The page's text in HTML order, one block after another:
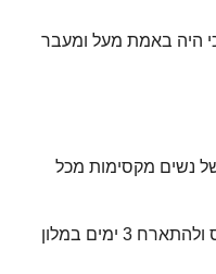
היה באמת מעל ומעבר
נשים מקסימות מכל
שהוזמנת בעצם על ידי אטסי לטוס ולהתארח 3 ימים במלון